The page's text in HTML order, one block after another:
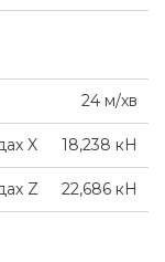
24 м/хв
X 18,238 кН
Z 22,686 кН